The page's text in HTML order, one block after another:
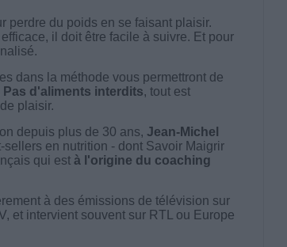
perdre du poids en se faisant plaisir.
il doit être facile à suivre. Et pour
dans la méthode vous permettront de
Pas d'aliments interdits, tout est
plaisir.
depuis plus de 30 ans, Jean-Michel
en nutrition - dont Savoir Maigrir
qui est à l'origine du coaching
à des émissions de télévision sur
et intervient souvent sur RTL ou Europe